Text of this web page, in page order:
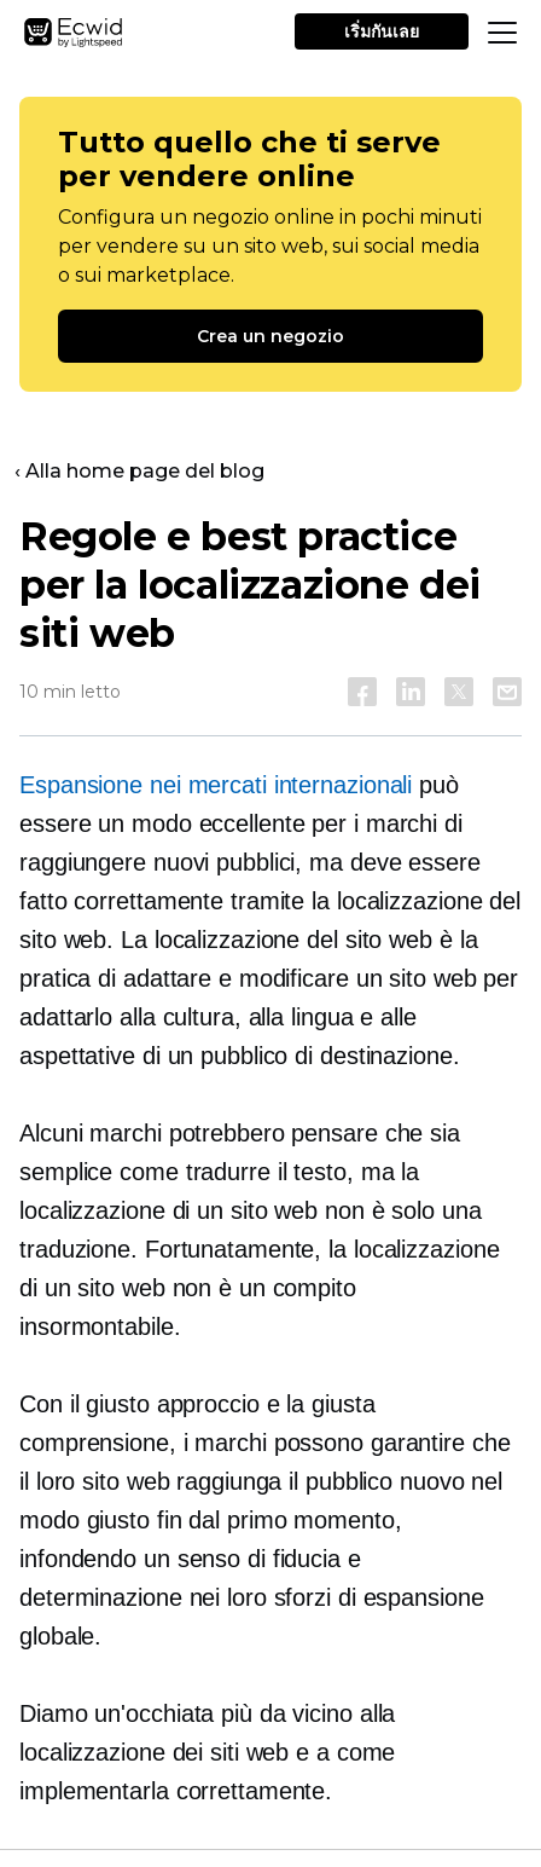
เริ่มกันเลย
Tutto quello che ti serve
per vendere online
Configura un negozio online in pochi minuti
per vendere su un sito web, sui social media
o sui marketplace.
Crea un negozio
‹ Alla home page del blog
Regole e best practice
per la localizzazione dei
siti web
10 min letto
Espansione nei mercati internazionali può
essere un modo eccellente per i marchi di
raggiungere nuovi pubblici, ma deve essere
fatto correttamente tramite la localizzazione del
sito web. La localizzazione del sito web è la
pratica di adattare e modificare un sito web per
adattarlo alla cultura, alla lingua e alle
aspettative di un pubblico di destinazione.
Alcuni marchi potrebbero pensare che sia
semplice come tradurre il testo, ma la
localizzazione di un sito web non è solo una
traduzione. Fortunatamente, la localizzazione
di un sito web non è un compito
insormontabile.
Con il giusto approccio e la giusta
comprensione, i marchi possono garantire che
il loro sito web raggiunga il pubblico nuovo nel
modo giusto fin dal primo momento,
infondendo un senso di fiducia e
determinazione nei loro sforzi di espansione
globale.
Diamo un'occhiata più da vicino alla
localizzazione dei siti web e a come
implementarla correttamente.